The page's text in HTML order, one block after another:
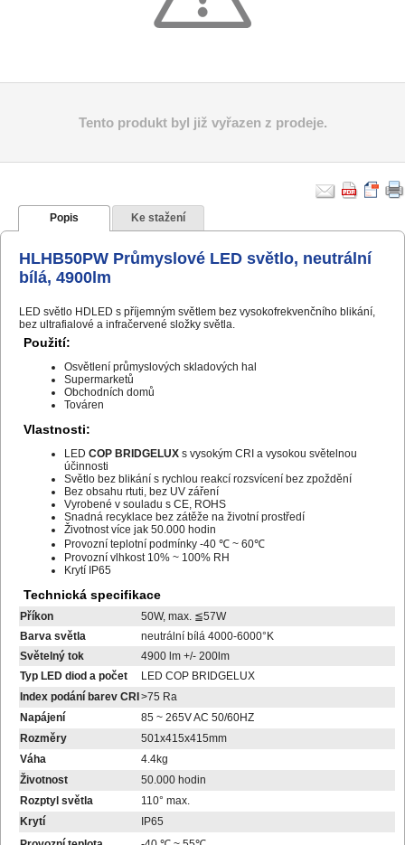
Tento produkt byl již vyřazen z prodeje.
Popis Ke stažení
HLHB50PW Průmyslové LED světlo, neutrální
bílá, 4900lm
LED světlo HDLED s příjemným světlem bez vysokofrekvenčního blikání,
bez ultrafialové a infračervené složky světla.
Použití:
Osvětlení průmyslových skladových hal
Supermarketů
Obchodních domů
Továren
Vlastnosti:
LED COP BRIDGELUX s vysokým CRI a vysokou světelnou
účinnosti
Světlo bez blikání s rychlou reakcí rozsvícení bez zpoždění
Bez obsahu rtuti, bez UV záření
Vyrobené v souladu s CE, ROHS
Snadná recyklace bez zátěže na životní prostředí
Životnost více jak 50.000 hodin
Provozní teplotní podmínky -40 ℃ ~ 60℃
Provozní vlhkost 10% ~ 100% RH
Krytí IP65
Technická specifikace
Příkon
50W, max. ≦57W
Barva světla
neutrální bílá 4000-6000°K
Světelný tok
4900 lm +/- 200lm
Typ LED diod a počet
LED COP BRIDGELUX
Index podání barev CRI>75 Ra
Napájení
85 ~ 265V AC 50/60HZ
Rozměry
501x415x415mm
Váha
4.4kg
Životnost
50.000 hodin
Rozptyl světla
110° max.
Krytí
IP65